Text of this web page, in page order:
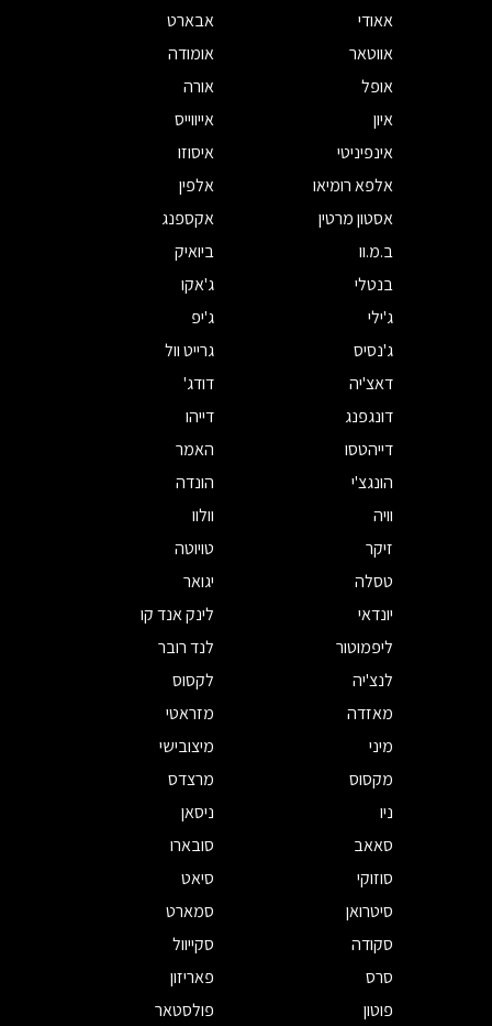
אאודי
אבארט
אווטאר
אומודה
אופל
אורה
איון
אייווייס
אינפיניטי
איסוזו
אלפא רומיאו
אלפין
אסטון מרטין
אקספנג
ב.מ.וו
ביואיק
בנטלי
ג'אקו
ג'ילי
ג'יפ
ג'נסיס
גרייט וול
דאצ'יה
דודג'
דונגפנג
דייהו
דייהטסו
האמר
הונגצ'י
הונדה
וויה
וולוו
זיקר
טויוטה
טסלה
יגואר
יונדאי
לינק אנד קו
ליפמוטור
לנד רובר
לנצ'יה
לקסוס
מאזדה
מזראטי
מיני
מיצובישי
מקסוס
מרצדס
ניו
ניסאן
סאאב
סובארו
סוזוקי
סיאט
סיטרואן
סמארט
סקודה
סקייוול
סרס
פאריזון
פוטון
פולסטאר